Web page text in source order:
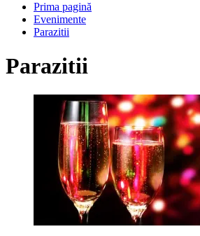
Prima pagină
Evenimente
Parazitii
Parazitii